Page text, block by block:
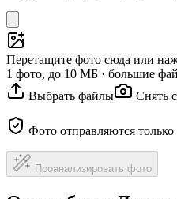
Перетащите фото сюда или
1 фото, до 10 МБ · большие
Выбрать файлы
Снять
Фото отправляются
Проанализировать фото